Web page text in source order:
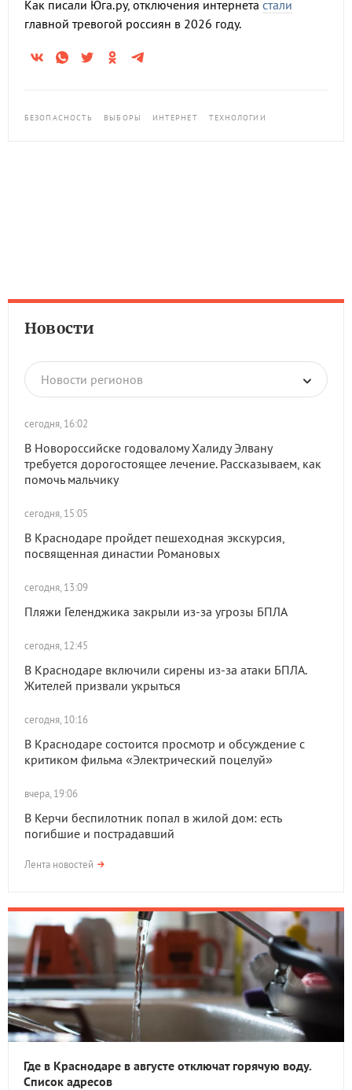
Как писали Юга.ру, отключения интернета стали
главной тревогой россиян в 2026 году.
БЕЗОПАСНОСТЬ ВЫБОРЫ ИНТЕРНЕТ ТЕХНОЛОГИИ
Новости
Новости регионов
сегодня, 16:02
В Новороссийске годовалому Халиду Элвану
требуется дорогостоящее лечение. Рассказываем, как
помочь мальчику
сегодня, 15:05
В Краснодаре пройдет пешеходная экскурсия,
посвященная династии Романовых
сегодня, 13:09
Пляжи Геленджика закрыли из-за угрозы БПЛА
сегодня, 12:45
В Краснодаре включили сирены из-за атаки БПЛА.
Жителей призвали укрыться
сегодня, 10:16
В Краснодаре состоится просмотр и обсуждение с
критиком фильма «Электрический поцелуй»
вчера, 19:06
В Керчи беспилотник попал в жилой дом: есть
погибшие и пострадавший
Лента новостей
Где в Краснодаре в августе отключат горячую воду.
Список адресов